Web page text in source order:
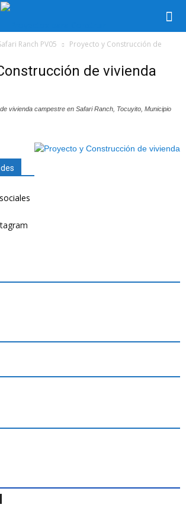
Ranch PV05
Proyecto y Construcción de
de vivienda
vivienda campestre en Safari Ranch, Tocuyito, Municipio